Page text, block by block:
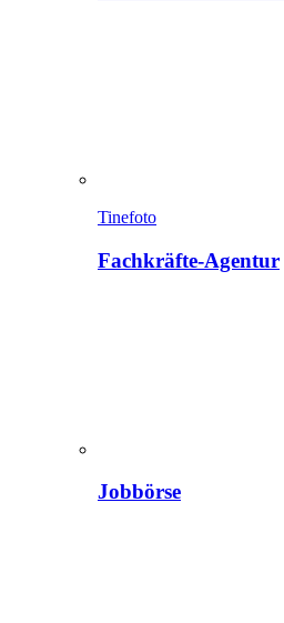
Tinefoto
Fachkräfte-Agentur
Jobbörse